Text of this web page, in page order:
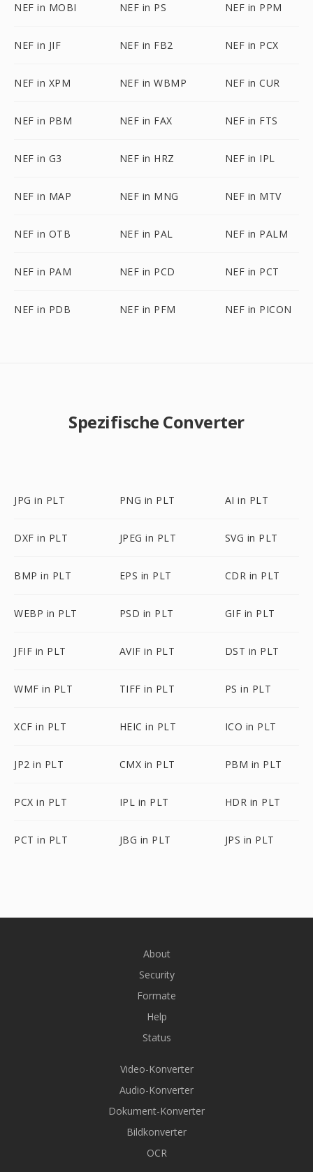
NEF in MOBI NEF in PS NEF in PPM
NEF in JIF NEF in FB2 NEF in PCX
NEF in XPM NEF in WBMP NEF in CUR
NEF in PBM NEF in FAX NEF in FTS
NEF in G3 NEF in HRZ NEF in IPL
NEF in MAP NEF in MNG NEF in MTV
NEF in OTB NEF in PAL NEF in PALM
NEF in PAM NEF in PCD NEF in PCT
NEF in PDB NEF in PFM NEF in PICON
Spezifische Converter
JPG in PLT PNG in PLT AI in PLT
DXF in PLT JPEG in PLT SVG in PLT
BMP in PLT EPS in PLT CDR in PLT
WEBP in PLT PSD in PLT GIF in PLT
JFIF in PLT AVIF in PLT DST in PLT
WMF in PLT TIFF in PLT PS in PLT
XCF in PLT HEIC in PLT ICO in PLT
JP2 in PLT CMX in PLT PBM in PLT
PCX in PLT IPL in PLT HDR in PLT
PCT in PLT JBG in PLT JPS in PLT
About
Security
Formate
Help
Status
Video-Konverter
Audio-Konverter
Dokument-Konverter
Bildkonverter
OCR